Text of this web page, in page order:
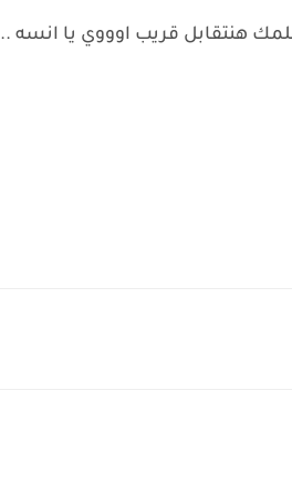
هنتقابل قريب اوووي يا انسه ..